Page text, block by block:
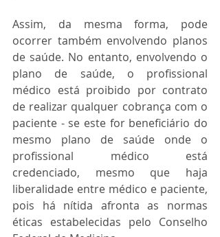
Assim, da mesma forma, pode
ocorrer também envolvendo planos
de saúde. No entanto, envolvendo o
plano de saúde, o profissional
médico está proibido por contrato
de realizar qualquer cobrança com o
paciente - se este for beneficiário do
mesmo plano de saúde onde o
profissional médico está
credenciado, mesmo que haja
liberalidade entre médico e paciente,
pois há nítida afronta as normas
éticas estabelecidas pelo Conselho